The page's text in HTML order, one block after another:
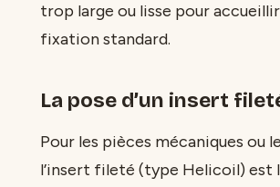
trop large ou lisse pour
fixation standard.
La pose d’un insert
Pour les pièces mécaniques ou
l’insert fileté (type Helicoil) est